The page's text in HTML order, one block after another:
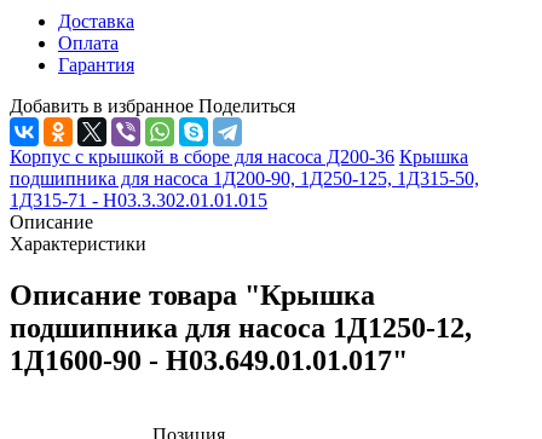
Доставка
Оплата
Гарантия
Добавить в избранное Поделиться
Корпус с крышкой в сборе для насоса Д200-36 Крышка
подшипника для насоса 1Д200-90, 1Д250-125, 1Д315-50,
1Д315-71 - Н03.3.302.01.01.015
Описание
Характеристики
Описание товара "Крышка
подшипника для насоса 1Д1250-12,
1Д1600-90 - Н03.649.01.01.017"
Позиция